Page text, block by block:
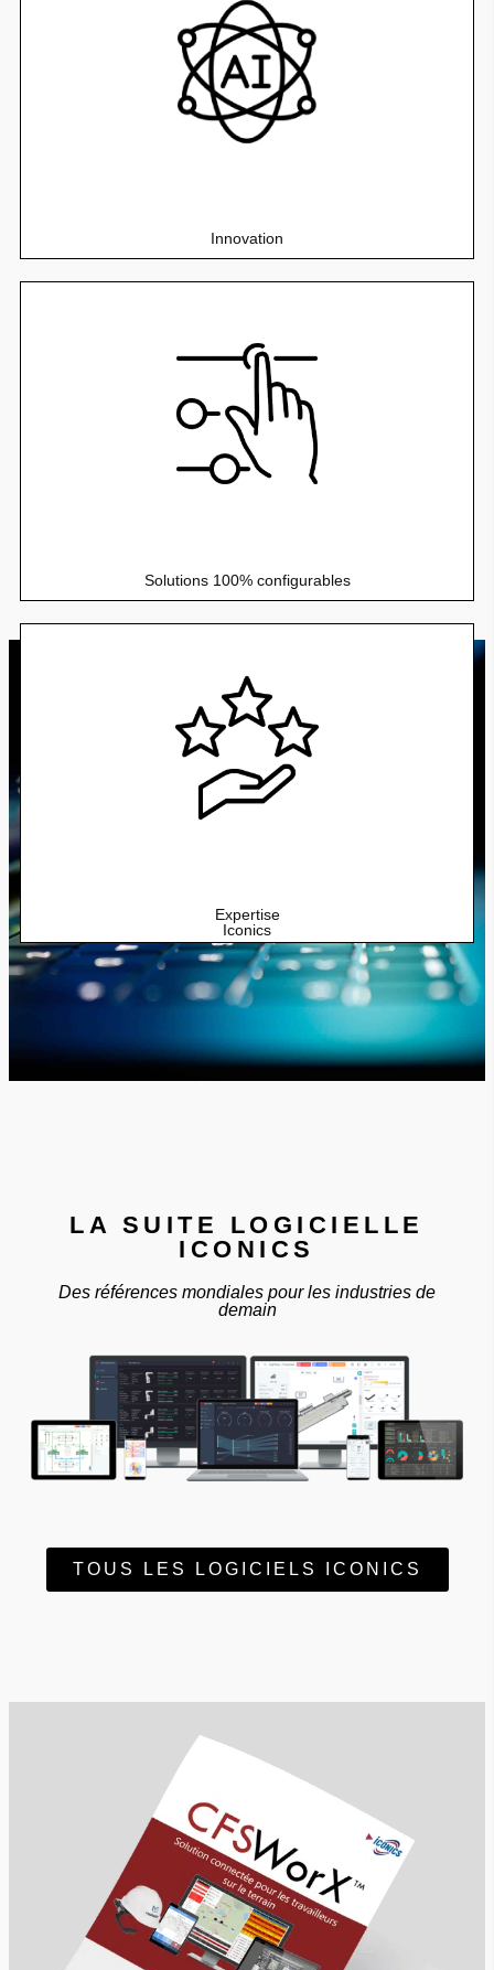
Innovation
Maintenance prédictive, intelligence artificielle et
simulation de flux 3D.
Solutions 100% configurables
Créez, personnalisez et faites évoluez vos applications en
fonction de vos besoins.
Expertise
Iconics
ICONICS France dispose d’une équipe d’experts de l'OT à
l'IT qui sont à votre service pour vous accompagner dans
la réussite de vos projets.
LA SUITE LOGICIELLE
ICONICS
Des références mondiales pour les industries de
demain
TOUS LES LOGICIELS ICONICS